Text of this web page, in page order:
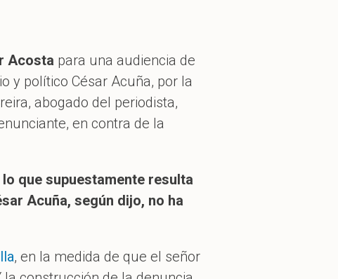
Acosta para una audiencia de
y político César Acuña, por la
abogado del periodista,
en contra de la
que supuestamente resulta
Acuña, según dijo, no ha
, en la medida de que el señor